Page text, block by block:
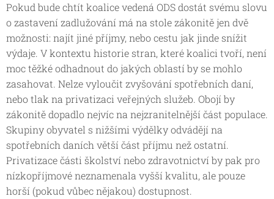
Pokud bude chtít koalice vedená ODS dostát svému slovu
o zastavení zadlužování má na stole zákonitě jen dvě
možnosti: najít jiné příjmy, nebo cestu jak jinde snížit
výdaje. V kontextu historie stran, které koalici tvoří, není
moc těžké odhadnout do jakých oblastí by se mohlo
zasahovat. Nelze vyloučit zvyšování spotřebních daní,
nebo tlak na privatizaci veřejných služeb. Obojí by
zákonitě dopadlo nejvíc na nejzranitelnější část populace.
Skupiny obyvatel s nižšími výdělky odvádějí na
spotřebních daních větší část příjmu než ostatní.
Privatizace části školství nebo zdravotnictví by pak pro
nízkopříjmové neznamenala vyšší kvalitu, ale pouze
horší (pokud vůbec nějakou) dostupnost.